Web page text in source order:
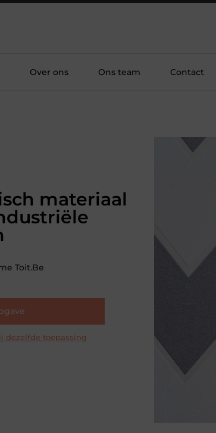
Over ons Ons team Contact
materiaal
Toit.be
dezelfde toepassing